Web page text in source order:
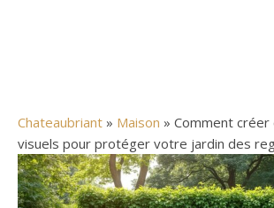
Chateaubriant » Maison » Comment créer
visuels pour protéger votre jardin des